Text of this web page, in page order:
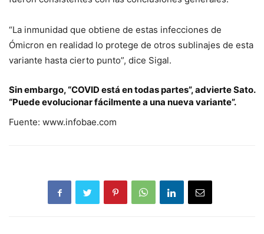
“La inmunidad que obtiene de estas infecciones de
Ómicron en realidad lo protege de otros sublinajes de esta
variante hasta cierto punto”, dice Sigal.
Sin embargo, “COVID está en todas partes”, advierte Sato.
“Puede evolucionar fácilmente a una nueva variante”.
Fuente: www.infobae.com